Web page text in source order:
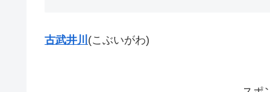
古武井川 (こぶいがわ)